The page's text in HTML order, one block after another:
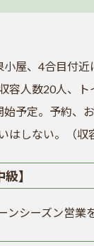
屋、4合目付
容人数20人、ト
予定。予約、
はしない。（収
】
ンシーズン営業